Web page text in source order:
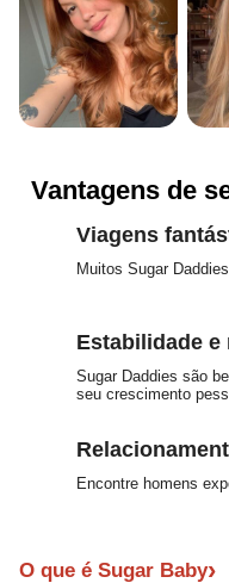
Vantagens de
Viagens
Muitos Sugar
Estabilidade e
Sugar Daddies são
seu crescimento
Encontre homens
O que é Sugar Baby›